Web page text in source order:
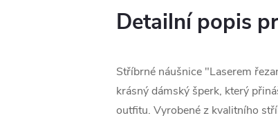
Detailní popis
Stříbrné náušnice "Laserem
krásný dámský šperk, který
outfitu. Vyrobené z kvalitního